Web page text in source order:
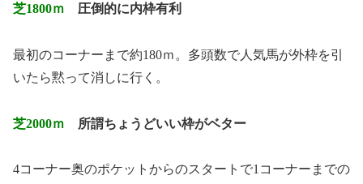
芝1800ｍ 圧倒的に内枠有利
最初のコーナーまで約180ｍ。多頭数で人気馬が外枠を引
いたら黙って消しに行く。
芝2000ｍ 所謂ちょうどいい枠がベター
4コーナー奥のポケットからのスタートで1コーナーまでの